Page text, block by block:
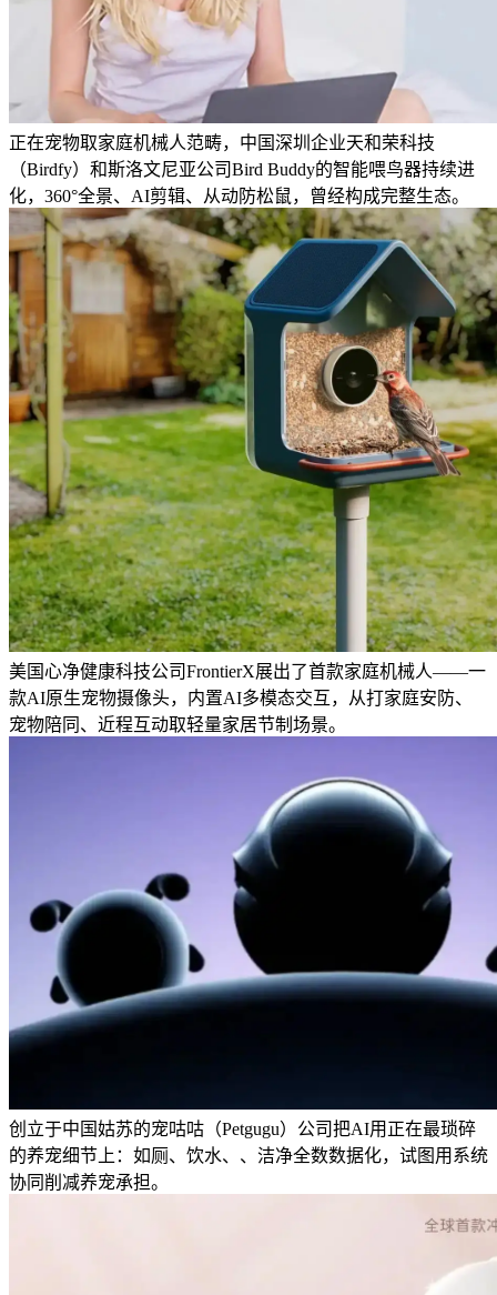
正在宠物取家庭机械人范畴，中国深圳企业天和荣科技
（Birdfy）和斯洛文尼亚公司Bird Buddy的智能喂鸟器持续进
化，360°全景、AI剪辑、从动防松鼠，曾经构成完整生态。
美国心净健康科技公司FrontierX展出了首款家庭机械人——一
款AI原生宠物摄像头，内置AI多模态交互，从打家庭安防、
宠物陪同、近程互动取轻量家居节制场景。
创立于中国姑苏的宠咕咕（Petgugu）公司把AI用正在最琐碎
的养宠细节上：如厕、饮水、、洁净全数数据化，试图用系统
协同削减养宠承担。